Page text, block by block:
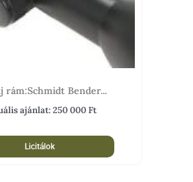
rám:Schmidt Bender...
ajánlat:250 000Ft
Licitálok